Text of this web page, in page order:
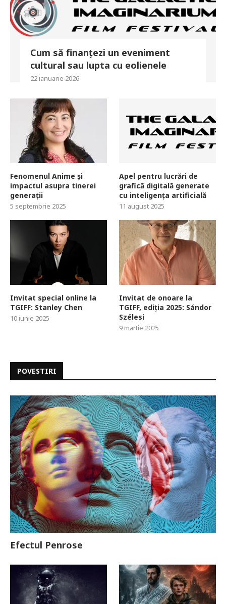
Cum să finanțezi un eveniment
cultural sau lupta cu eolienele
22 ianuarie 2026
Fenomenul Anime și
impactul asupra tinerei
generații
5 septembrie 2025
Apel pentru lucrări de
grafică digitală generate
cu inteligența artificială
11 august 2025
Invitat special online la
TGIFF: Stanley Chen
10 iunie 2025
Invitat de onoare la
TGIFF, ediția 2025: Sándor
Szélesi
9 martie 2025
POVESTIRI
Efectul Penrose